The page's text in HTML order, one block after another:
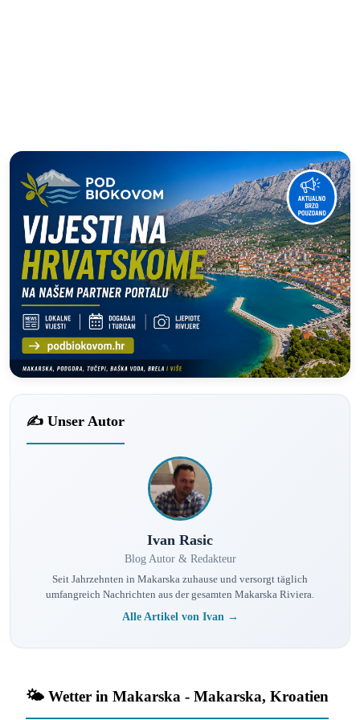
✍️ Unser Autor
Ivan Rasic
Blog Autor & Redakteur
Seit Jahrzehnten in Makarska zuhause und versorgt täglich
umfangreich Nachrichten aus der gesamten Makarska Riviera.
Alle Artikel von Ivan →
🌤️ Wetter in Makarska - Makarska, Kroatien